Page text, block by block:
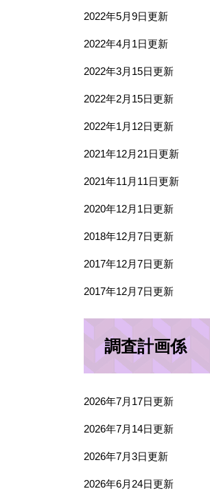
2022年5月9日更新
2022年4月1日更新
2022年3月15日更新
2022年2月15日更新
2022年1月12日更新
2021年12月21日更新
2021年11月11日更新
2020年12月1日更新
2018年12月7日更新
2017年12月7日更新
2017年12月7日更新
調査計画係
2026年7月17日更新
2026年7月14日更新
2026年7月3日更新
2026年6月24日更新